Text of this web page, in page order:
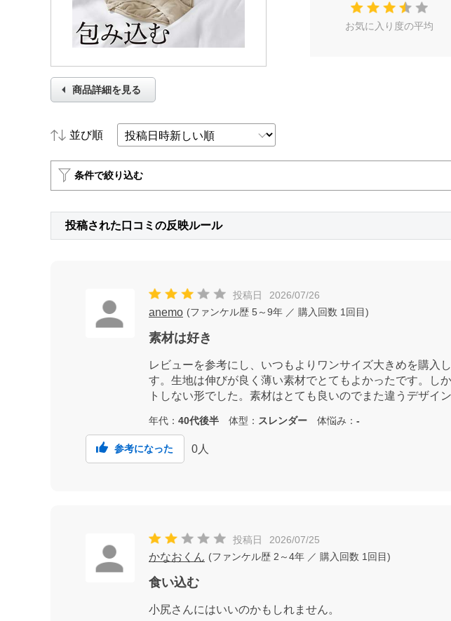
お気に入り度の平均
商品詳細を見る
並び順
条件で絞り込む
投稿された口コミの反映ルール
投稿日 2026/07/26
anemo (ファンケル歴 5～9年 ／ 購入回数 1回目)
素材は好き
レビューを参考にし、いつもよりワンサイズ大きめを購入
す。生地は伸びが良く薄い素材でとてもよかったです。し
トしない形でした。素材はとても良いのでまた違うデザイ
年代： 40代後半 体型： スレンダー 体悩み： -
参考になった 0 人
投稿日 2026/07/25
かなおくん (ファンケル歴 2～4年 ／ 購入回数 1回目)
食い込む
小尻さんにはいいのかもしれません。